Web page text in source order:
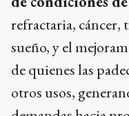
refractaria, cáncer,
sueño, y el
de quienes las
otros usos,